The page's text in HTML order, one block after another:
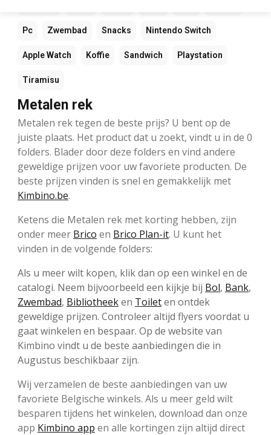
Pc Zwembad Snacks Nintendo Switch
Apple Watch Koffie Sandwich Playstation
Tiramisu
Metalen rek
Metalen rek tegen de beste prijs? U bent op de
juiste plaats. Het product dat u zoekt, vindt u in de 0
folders. Blader door deze folders en vind andere
geweldige prijzen voor uw favoriete producten. De
beste prijzen vinden is snel en gemakkelijk met
Kimbino.be.
Ketens die Metalen rek met korting hebben, zijn
onder meer Brico en Brico Plan-it. U kunt het
vinden in de volgende folders:
Als u meer wilt kopen, klik dan op een winkel en de
catalogi. Neem bijvoorbeeld een kijkje bij Bol, Bank,
Zwembad, Bibliotheeken Toileten ontdek
geweldige prijzen. Controleer altijd flyers voordat u
gaat winkelen en bespaar. Op de website van
Kimbino vindt u de beste aanbiedingen die in
Augustus beschikbaar zijn.
Wij verzamelen de beste aanbiedingen van uw
favoriete Belgische winkels. Als u meer geld wilt
besparen tijdens het winkelen, download dan onze
app Kimbino app en alle kortingen zijn altijd direct